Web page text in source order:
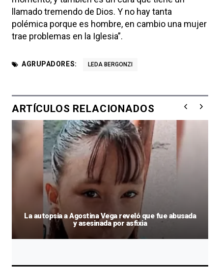
llamado tremendo de Dios. Y no hay tanta
polémica porque es hombre, en cambio una mujer
trae problemas en la Iglesia”.
AGRUPADORES: LEDA BERGONZI
ARTÍCULOS RELACIONADOS
La autopsia a Agostina Vega reveló que fue abusada
y asesinada por asfixia